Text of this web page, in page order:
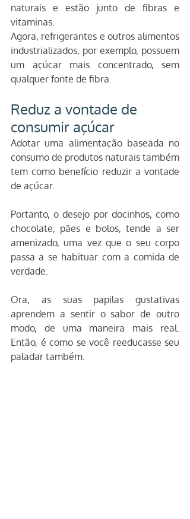
naturais e estão junto de fibras e
vitaminas.
Agora, refrigerantes e outros alimentos
industrializados, por exemplo, possuem
um açúcar mais concentrado, sem
qualquer fonte de fibra.
Reduz a vontade de
consumir açúcar
Adotar uma alimentação baseada no
consumo de produtos naturais também
tem como benefício reduzir a vontade
de açúcar.
Portanto, o desejo por docinhos, como
chocolate, pães e bolos, tende a ser
amenizado, uma vez que o seu corpo
passa a se habituar com a comida de
verdade.
Ora, as suas papilas gustativas
aprendem a sentir o sabor de outro
modo, de uma maneira mais real.
Então, é como se você reeducasse seu
paladar também.